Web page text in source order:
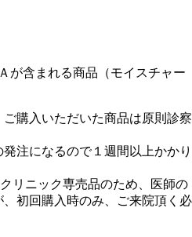
が含まれる商品（モイスチャー
購入いただいた商品は原則診察
注になるので１週間以上かかり
リニック専売品のため、医師の
初回購入時のみ、ご来院頂く必